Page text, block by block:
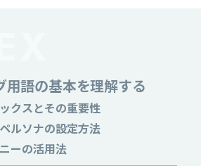
用語の基本を理解する
クスとその重要性
ルソナの設定方法
ーの活用法